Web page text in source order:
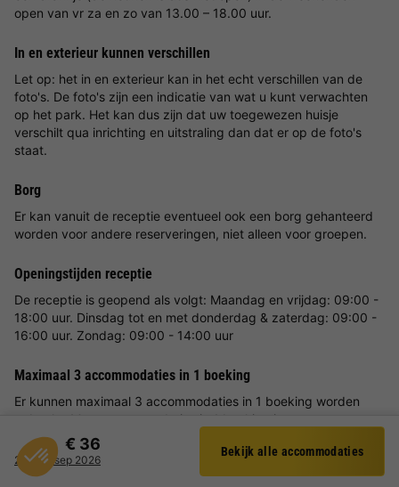
Filter
€ 36
29 - 30 sep 2026
Bekijk alle accommodaties
open van vr za en zo van 13.00 – 18.00 uur.
In en exterieur kunnen verschillen
Let op: het in en exterieur kan in het echt verschillen van de
foto's. De foto's zijn een indicatie van wat u kunt verwachten
op het park. Het kan dus zijn dat uw toegewezen huisje
verschilt qua inrichting en uitstraling dan dat er op de foto's
staat.
Borg
Er kan vanuit de receptie eventueel ook een borg gehanteerd
worden voor andere reserveringen, niet alleen voor groepen.
Openingstijden receptie
De receptie is geopend als volgt: Maandag en vrijdag: 09:00 -
18:00 uur. Dinsdag tot en met donderdag & zaterdag: 09:00 -
16:00 uur. Zondag: 09:00 - 14:00 uur
Maximaal 3 accommodaties in 1 boeking
Er kunnen maximaal 3 accommodaties in 1 boeking worden
geboekt. Meer accommodaties in 1 boeking is een
mogelijkheid.
Voorkeuren